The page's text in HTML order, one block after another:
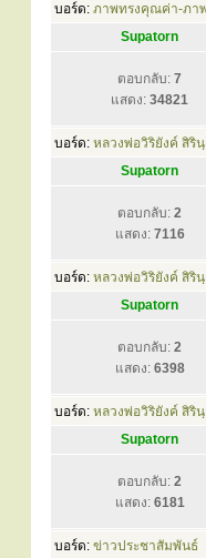
บอร์ด: ภาพทรงคุณค่า-ภา
Supatorn
ตอบกลับ: 7
แสดง: 34821
บอร์ด: หลวงพ่อวิริยังค์ สิริ
Supatorn
ตอบกลับ: 2
แสดง: 7116
บอร์ด: หลวงพ่อวิริยังค์ สิริ
Supatorn
ตอบกลับ: 2
แสดง: 6398
บอร์ด: หลวงพ่อวิริยังค์ สิริ
Supatorn
ตอบกลับ: 2
แสดง: 6181
บอร์ด: ข่าวประชาสัมพันธ์